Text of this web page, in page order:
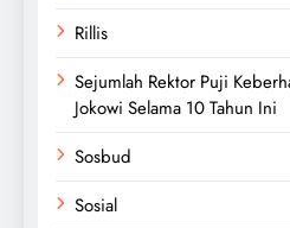
Rillis
Sejumlah Rektor Puji
Jokowi Selama 10 Tahun Ini
Sosbud
Sosial